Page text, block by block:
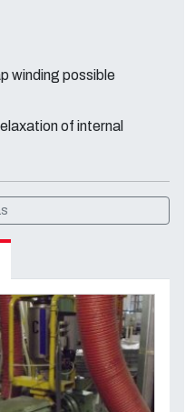
winding possible
of internal